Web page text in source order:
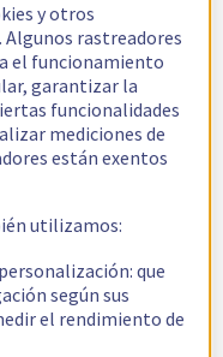
y otros
rastreadores
el funcionamiento
garantizar la
funcionalidades
mediciones de
están exentos
utilizamos:
que
según sus
el rendimiento de